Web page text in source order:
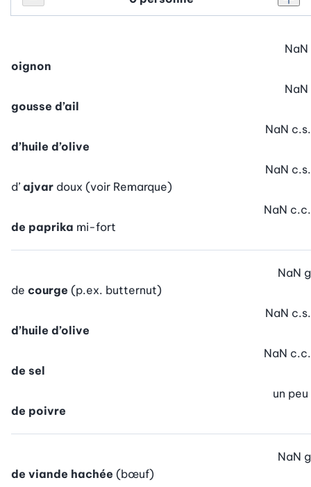
Réduire le nombre de personnes
Personnes
oignon
NaN
gousse d’ail
NaN
d’huile d’olive
NaN c.s.
d’ ajvar doux (voir Remarque)
NaN c.s.
de paprika mi-fort
NaN c.c.
de courge (p.ex. butternut)
NaN g
d’huile d’olive
NaN c.s.
de sel
NaN c.c.
de poivre
un peu
de viande hachée (bœuf)
NaN g